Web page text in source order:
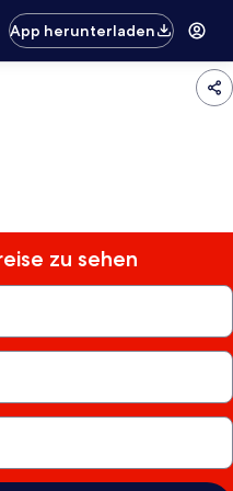
App herunterladen
zu sehen